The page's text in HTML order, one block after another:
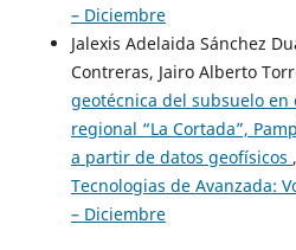
– Diciembre
Jalexis Adelaida Sánchez
Contreras, Jairo Alberto
geotécnica del subsuelo
regional “La Cortada”,
a partir de datos geofísicos ,
Tecnologias de Avanzada:
– Diciembre